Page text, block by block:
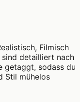
Filmisch
sind detailliert nach
getaggt, sodass du
Stil mühelos